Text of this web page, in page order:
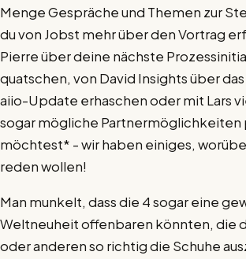
Menge Gespräche und Themen zur
du von Jobst mehr über den Vortrag
Pierre über deine nächste
quatschen, von David Insights über
aiio-Update erhaschen oder mit Lars
sogar mögliche Partnermöglichkeiten
möchtest* - wir haben einiges,
reden wollen!
Man munkelt, dass die 4 sogar eine
Weltneuheit offenbaren könnten, die
oder anderen so richtig die Schuhe